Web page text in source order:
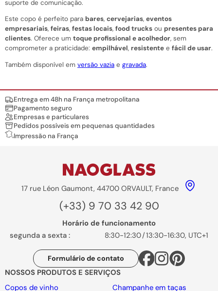
suporte de comunicação.
Este copo é perfeito para bares, cervejarias, eventos
empresariais, feiras, festas locais, food trucks ou presentes para
clientes. Oferece um toque profissional e acolhedor, sem
comprometer a praticidade: empilhável, resistente e fácil de usar.
Também disponível em versão vazia e gravada.
Nos engagements
Entrega em 48h na França metropolitana
Pagamento seguro
Empresas e particulares
Pedidos possíveis em pequenas quantidades
Impressão na França
17 rue Léon Gaumont, 44700 ORVAULT, France
(+33) 9 70 33 42 90
Horário de funcionamento
segunda a sexta :
8:30-12:30/13:30-16:30, UTC+1
Formulário de contato
NOSSOS PRODUTOS E SERVIÇOS
Copos de vinho
Champanhe em taças